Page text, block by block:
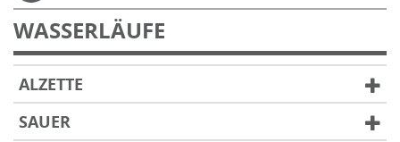
WASSERLÄUFE
ALZETTE
SAUER